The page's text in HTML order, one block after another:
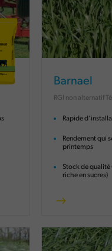
Barnael
RGI non alternatif
Rapide
Rendement qui
printemps
Stock de
riche en sucres)